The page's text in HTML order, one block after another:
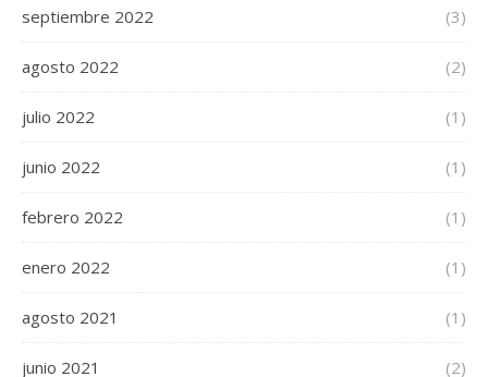
septiembre 2022 (3)
agosto 2022 (2)
julio 2022 (1)
junio 2022 (1)
febrero 2022 (1)
enero 2022 (1)
agosto 2021 (1)
junio 2021 (2)